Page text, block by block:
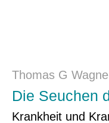
Thomas G
Die Seuchen
Krankheit und